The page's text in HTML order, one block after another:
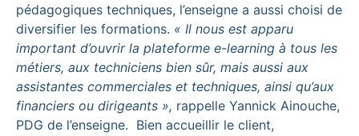
pédagogiques techniques, l’enseigne a aussi choisi de
diversifier les formations. « Il nous est apparu
important d’ouvrir la plateforme e-learning à tous les
métiers, aux techniciens bien sûr, mais aussi aux
assistantes commerciales et techniques, ainsi qu’aux
financiers ou dirigeants », rappelle Yannick Ainouche,
PDG de l’enseigne. Bien accueillir le client,